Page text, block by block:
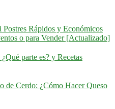
Postres Rápidos y Económicos
o para Vender [Actualizado]
parte es? y Recetas
de Cerdo: ¿Cómo Hacer Queso